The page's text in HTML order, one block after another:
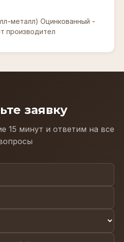
металл) Оцинкованный -
производител
заявку
15 минут и ответим на все